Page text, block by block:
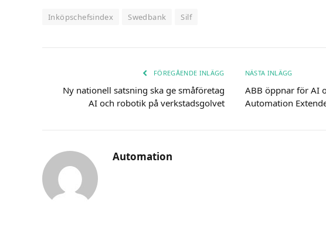
Inköpschefsindex Swedbank Silf
FÖREGÅENDE INLÄGG
Ny nationell satsning ska ge småföretag
AI och robotik på verkstadsgolvet
NÄSTA INLÄGG
ABB öppnar för AI
Automation
Automation